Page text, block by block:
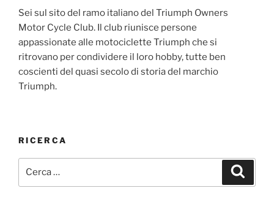
Sei sul sito del ramo italiano del Triumph Owners
Motor Cycle Club. Il club riunisce persone
appassionate alle motociclette Triumph che si
ritrovano per condividere il loro hobby, tutte ben
coscienti del quasi secolo di storia del marchio
Triumph.
RICERCA